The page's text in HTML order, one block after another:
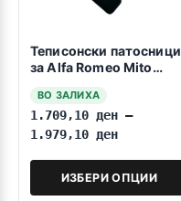
Теписонски патосници
за Alfa Romeo Mito
ВО ЗАЛИХА
1.709,10 ден –
1.979,10 ден
ИЗБЕРИ ОПЦИИ